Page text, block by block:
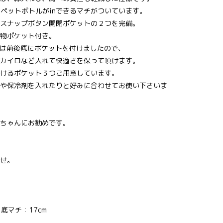
ットボトルがinできるマチがついています。
ナップボタン開閉ポケットの２つを完備。
ケット付き。
前後底にポケットを付けましたので、
ロなど入れて快適さを保って頂けます。
るポケット３つご用意しています。
冷剤を入れたりと好みに合わせてお使い下さいま
んにお勧めです。
。
マチ：17cm